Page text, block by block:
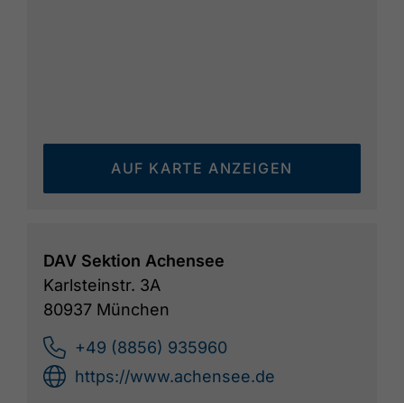
AUF KARTE ANZEIGEN
DAV Sektion Achensee
Karlsteinstr. 3A
80937 München
+49 (8856) 935960
https://www.achensee.de